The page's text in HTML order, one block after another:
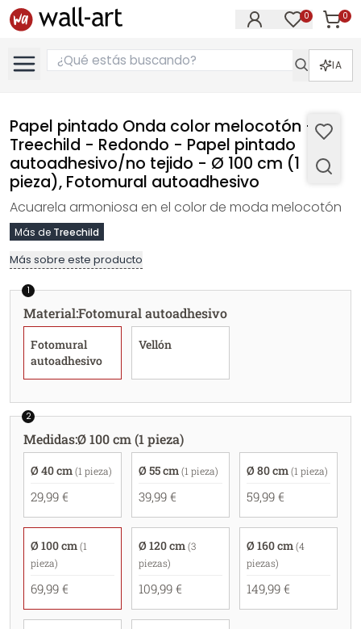
0 0
IA
Papel pintado Onda color melocotón -
Treechild - Redondo - Papel pintado
autoadhesivo/no tejido - Ø 100 cm (1
pieza), Fotomural autoadhesivo
Acuarela armoniosa en el color de moda melocotón
Más de Treechild
Más sobre este producto
1
Material:Fotomural autoadhesivo
Fotomural
autoadhesivo
Vellón
2
Medidas:Ø 100 cm (1 pieza)
Ø 40 cm (1 pieza)
29,99 €
Ø 55 cm (1 pieza)
39,99 €
Ø 80 cm (1 pieza)
59,99 €
Ø 100 cm (1
pieza)
69,99 €
Ø 120 cm (3
piezas)
109,99 €
Ø 160 cm (4
piezas)
149,99 €